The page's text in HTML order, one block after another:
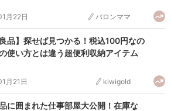
月22日 バロンママ
良品】探せば見つかる！税込100円なの
使い方とは違う超便利収納アイテム
月21日 kiwigold
に囲まれた仕事部屋大公開！在庫な